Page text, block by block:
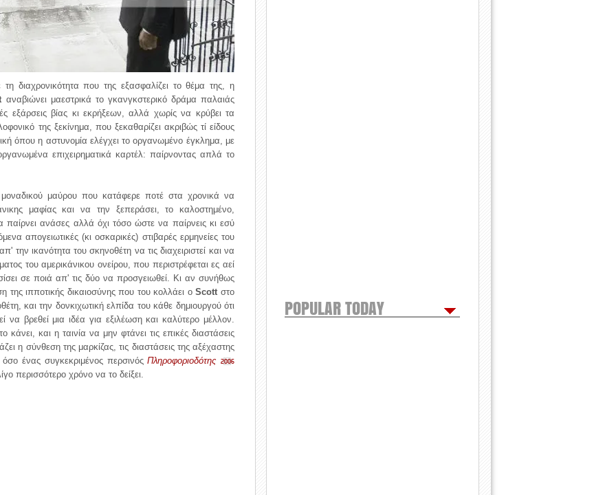
διαχρονικότητα που της εξασφαλίζει το θέμα της, η
αναβιώνει μαεστρικά το γκανγκστερικό δράμα παλαιάς
εξάρσεις βίας κι εκρήξεων, αλλά χωρίς να κρύβει τα
της ξεκίνημα, που ξεκαθαρίζει ακριβώς τί είδους
όπου η αστυνομία ελέγχει το οργανωμένο έγκλημα, με
επιχειρηματικά καρτέλ: παίρνοντας απλά το
μαύρου που κατάφερε ποτέ στα χρονικά να
μαφίας και να την ξεπεράσει, το καλοστημένο,
ανάσες αλλά όχι τόσο ώστε να παίρνεις κι εσύ
απογειωτικές (κι οσκαρικές) στιβαρές ερμηνείες του
την ικανότητα του σκηνοθέτη να τις διαχειριστεί και να
του αμερικάνικου ονείρου, που περιστρέφεται ες αεί
σε ποιά απ' τις δύο να προσγειωθεί. Κι αν συνήθως
της ιπποτικής δικαιοσύνης που του κολλάει οScott στο
και την δονκιχωτική ελπίδα του κάθε δημιουργού ότι
να βρεθεί μια ιδέα για εξιλέωση και καλύτερο μέλλον.
και η ταινία να μην φτάνει τις επικές διαστάσεις
η σύνθεση της μαρκίζας, τις διαστάσεις της αξέχαστης
ένας συγκεκριμένος περσινόςΠληροφοριοδότης 2006
περισσότερο χρόνο να το δείξει.
POPULAR TODAY